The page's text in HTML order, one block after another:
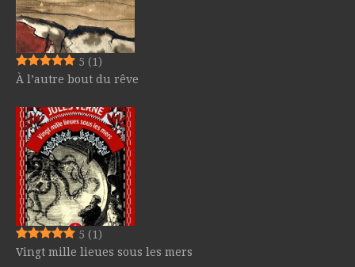
5 (1)
À l’autre bout du rêve
5 (1)
Vingt mille lieues sous les mers